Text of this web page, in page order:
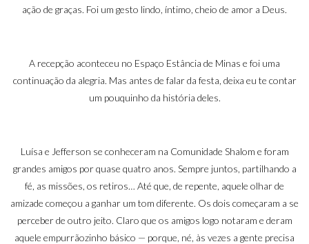
ação de graças. Foi um gesto lindo, íntimo, cheio de amor a Deus.
A recepção aconteceu no Espaço Estância de Minas e foi uma
continuação da alegria. Mas antes de falar da festa, deixa eu te contar
um pouquinho da história deles.
Luísa e Jefferson se conheceram na Comunidade Shalom e foram
grandes amigos por quase quatro anos. Sempre juntos, partilhando a
fé, as missões, os retiros… Até que, de repente, aquele olhar de
amizade começou a ganhar um tom diferente. Os dois começaram a se
perceber de outro jeito. Claro que os amigos logo notaram e deram
aquele empurrãozinho básico — porque, né, às vezes a gente precisa